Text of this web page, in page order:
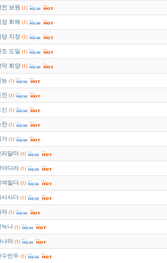
전 보원 (1)
장 회해 (1)
당 지장 (1)
조 도일 (1)
악 회양 (1)
능 (1)
인 (1)
신 (1)
찬 (1)
가 (1)
리달마 (1)
야다라 (1)
여밀다 (1)
사사다 (1)
자 (1)
늑나 (1)
나라 (1)
수반두 (1)